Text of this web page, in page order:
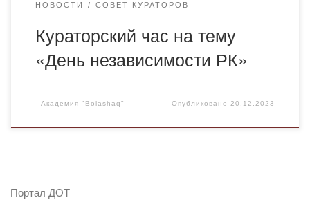
НОВОСТИ СОВЕТ КУРАТОРОВ
Кураторский час на тему
«День независимости РК»
- Академия "Bolashaq" Опубликовано20.12.2023
Портал ДОТ